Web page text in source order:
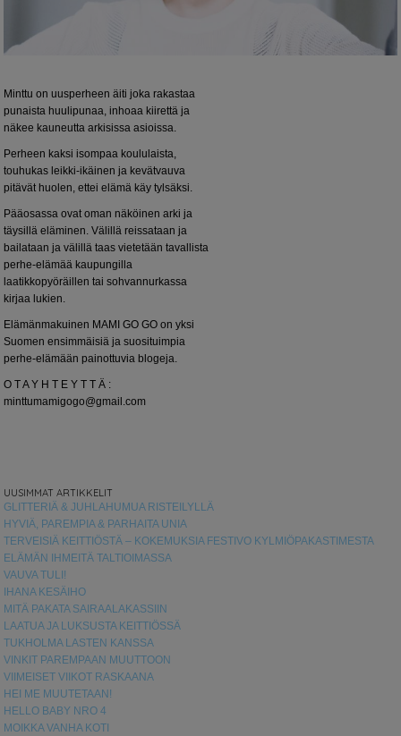
Minttu on uusperheen äiti joka rakastaa
punaista huulipunaa, inhoaa kiirettä ja
näkee kauneutta arkisissa asioissa.
Perheen kaksi isompaa koululaista,
touhukas leikki-ikäinen ja kevätvauva
pitävät huolen, ettei elämä käy tylsäksi.
Pääosassa ovat oman näköinen arki ja
täysillä eläminen. Välillä reissataan ja
bailataan ja välillä taas vietetään tavallista
perhe-elämää kaupungilla
laatikkopyöräillen tai sohvannurkassa
kirjaa lukien.
Elämänmakuinen MAMI GO GO on yksi
Suomen ensimmäisiä ja suosituimpia
perhe-elämään painottuvia blogeja.
O T A Y H T E Y T T Ä :
minttumamigogo@gmail.com
UUSIMMAT ARTIKKELIT
GLITTERIÄ & JUHLAHUMUA RISTEILYLLÄ
HYVIÄ, PAREMPIA & PARHAITA UNIA
TERVEISIÄ KEITTIÖSTÄ – KOKEMUKSIA FESTIVO KYLMIÖPAKASTIMESTA
ELÄMÄN IHMEITÄ TALTIOIMASSA
VAUVA TULI!
IHANA KESÄIHO
MITÄ PAKATA SAIRAALAKASSIIN
LAATUA JA LUKSUSTA KEITTIÖSSÄ
TUKHOLMA LASTEN KANSSA
VINKIT PAREMPAAN MUUTTOON
VIIMEISET VIIKOT RASKAANA
HEI ME MUUTETAAN!
HELLO BABY NRO 4
MOIKKA VANHA KOTI